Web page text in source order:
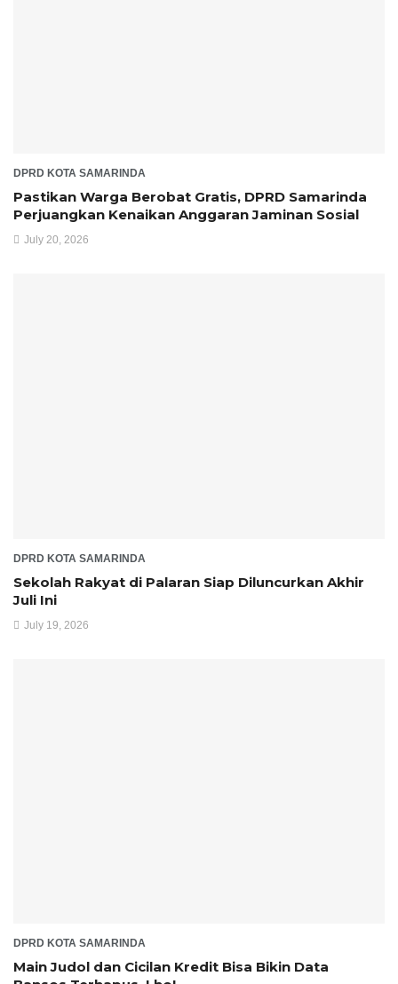
DPRD KOTA SAMARINDA
Pastikan Warga Berobat Gratis, DPRD Samarinda
Perjuangkan Kenaikan Anggaran Jaminan Sosial
July 20, 2026
DPRD KOTA SAMARINDA
Sekolah Rakyat di Palaran Siap Diluncurkan Akhir
Juli Ini
July 19, 2026
DPRD KOTA SAMARINDA
Main Judol dan Cicilan Kredit Bisa Bikin Data